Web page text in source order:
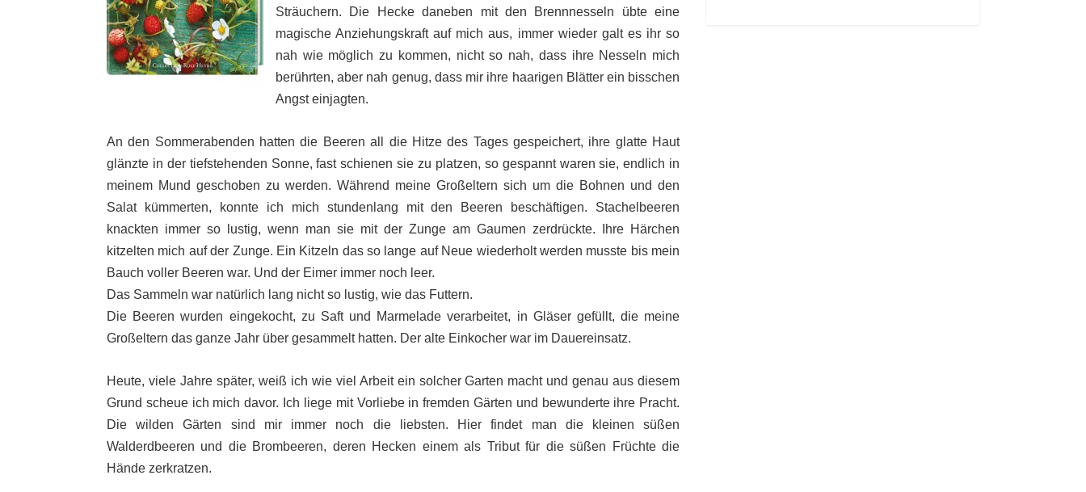
Sträuchern. Die Hecke daneben mit den Brennnesseln übte eine
magische Anziehungskraft auf mich aus, immer wieder galt es ihr so
nah wie möglich zu kommen, nicht so nah, dass ihre Nesseln mich
berührten, aber nah genug, dass mir ihre haarigen Blätter ein bisschen
Angst einjagten.
An den Sommerabenden hatten die Beeren all die Hitze des Tages gespeichert, ihre glatte Haut
glänzte in der tiefstehenden Sonne, fast schienen sie zu platzen, so gespannt waren sie, endlich in
meinem Mund geschoben zu werden. Während meine Großeltern sich um die Bohnen und den
Salat kümmerten, konnte ich mich stundenlang mit den Beeren beschäftigen. Stachelbeeren
knackten immer so lustig, wenn man sie mit der Zunge am Gaumen zerdrückte. Ihre Härchen
kitzelten mich auf der Zunge. Ein Kitzeln das so lange auf Neue wiederholt werden musste bis mein
Bauch voller Beeren war. Und der Eimer immer noch leer.
Das Sammeln war natürlich lang nicht so lustig, wie das Futtern.
Die Beeren wurden eingekocht, zu Saft und Marmelade verarbeitet, in Gläser gefüllt, die meine
Großeltern das ganze Jahr über gesammelt hatten. Der alte Einkocher war im Dauereinsatz.
Heute, viele Jahre später, weiß ich wie viel Arbeit ein solcher Garten macht und genau aus diesem
Grund scheue ich mich davor. Ich liege mit Vorliebe in fremden Gärten und bewunderte ihre Pracht.
Die wilden Gärten sind mir immer noch die liebsten. Hier findet man die kleinen süßen
Walderdbeeren und die Brombeeren, deren Hecken einem als Tribut für die süßen Früchte die
Hände zerkratzen.